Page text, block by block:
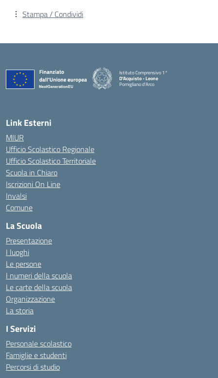
Stampa / Condividi
Istituto Comprensivo 1°
D'Acquisto - Leone
Pomigliano d'Arco
— Visita la pagina iniziale della scuola
Link Esterni
MIUR
Ufficio Scolastico Regionale
Ufficio Scolastico Territoriale
Scuola in Chiaro
Iscrizioni On Line
Invalsi
Comune
La Scuola
Presentazione
I luoghi
Le persone
I numeri della scuola
Le carte della scuola
Organizzazione
La storia
I Servizi
Personale scolastico
Famiglie e studenti
Percorsi di studio